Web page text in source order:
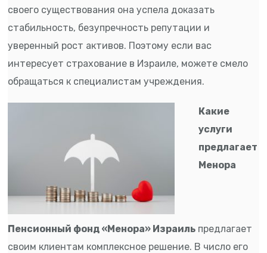
своего существования она успела доказать
стабильность, безупречность репутации и
уверенный рост активов. Поэтому если вас
интересует страхование в Израиле, можете смело
обращаться к специалистам учреждения.
Какие
услуги
предлагает
Менора
Пенсионный фонд «Менора» Израиль предлагает
своим клиентам комплексное решение. В число его